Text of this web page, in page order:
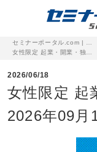
2026/06/18
女性限定 起
2026年09月